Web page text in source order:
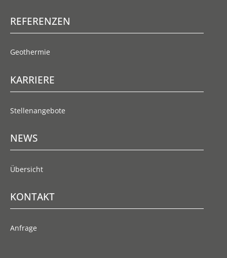
REFERENZEN
Geothermie
KARRIERE
Stellenangebote
NEWS
Übersicht
KONTAKT
Anfrage